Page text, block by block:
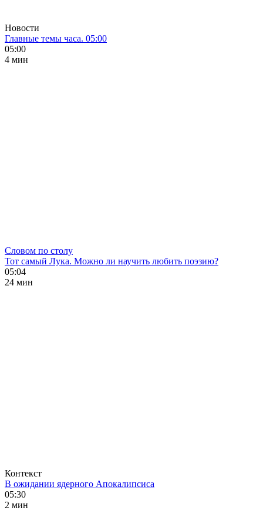
Новости
Главные темы часа. 05:00
05:00
4 мин
Словом по столу
Тот самый Лука. Можно ли научить любить поэзию?
05:04
24 мин
Контекст
В ожидании ядерного Апокалипсиса
05:30
2 мин